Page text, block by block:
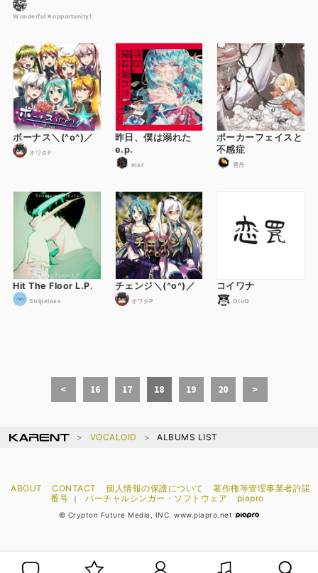
Wonderful★opportunity!
ボーナス＼(^o^)／
オワタP
昨日、僕は溺れた
e.p.
msr
ポーカーフェイスと
不感症
雲丹
Hit The Floor L.P.
Stripeless
チェンジ＼(^o^)／
オワタP
コイワナ
OtuQ
< 16 17 18 19 20 >
VOCALOID ALBUMS LIST
ABOUT CONTACT 個人情報の保護について
著作権等管理事業者許諾
番号
｜ バーチャルシンガー・ソフトウェア piapro
© Crypton Future Media, INC. www.piapro.net